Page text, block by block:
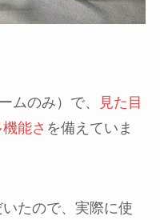
ムのみ）で、
見た目
能さ を備えていま
たので、実際に使